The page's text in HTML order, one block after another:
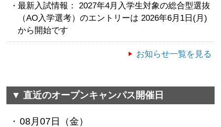
最新入試情報： 2027年4月入学生対象の総合型選抜
（AO入学選考）のエントリーは 2026年6月1日(月)
から開始です
お知らせ一覧を見る
▼ 直近のオープンキャンパス開催日
08月07日（金）